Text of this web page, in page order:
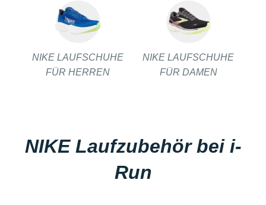
NIKE LAUFSCHUHE
FÜR HERREN
NIKE LAUFSCHUHE
FÜR DAMEN
NIKE Laufzubehör bei i-
Run